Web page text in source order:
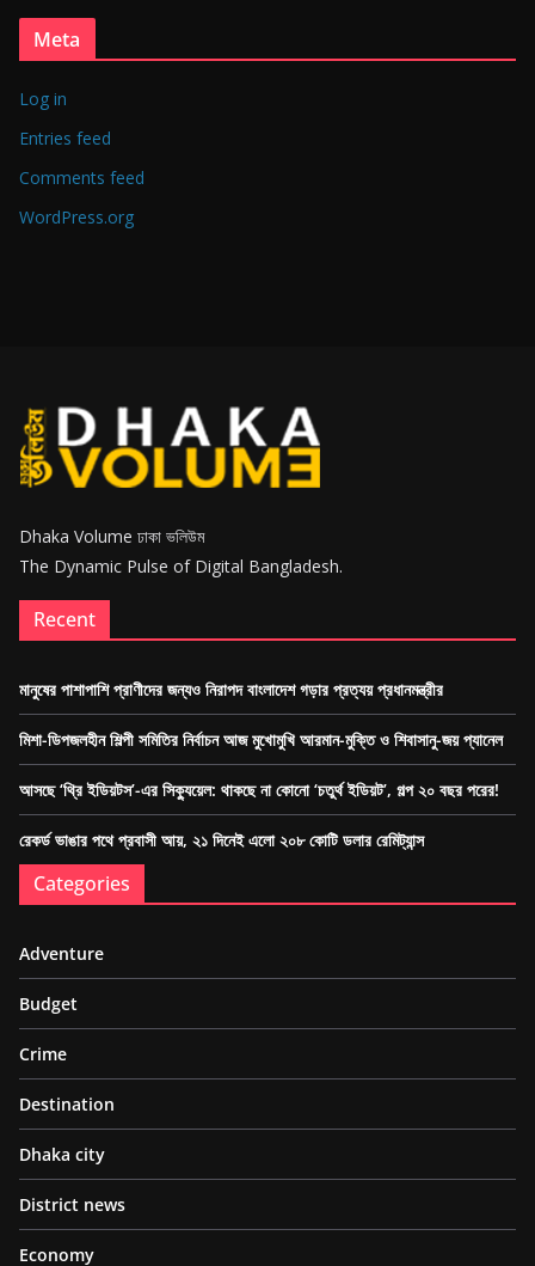
Meta
Log in
Entries feed
Comments feed
WordPress.org
Dhaka Volume ঢাকা ভলিউম
The Dynamic Pulse of Digital Bangladesh.
Recent
মানুষের পাশাপাশি প্রাণীদের জন্যও নিরাপদ বাংলাদেশ গড়ার প্রত্যয় প্রধানমন্ত্রীর
মিশা-ডিপজলহীন শিল্পী সমিতির নির্বাচন আজ মুখোমুখি আরমান-মুক্তি ও শিবাসানু-জয় প্যানেল
আসছে ‘থ্রি ইডিয়টস’-এর সিক্যুয়েল: থাকছে না কোনো ‘চতুর্থ ইডিয়ট’, গল্প ২০ বছর পরের!
রেকর্ড ভাঙার পথে প্রবাসী আয়, ২১ দিনেই এলো ২০৮ কোটি ডলার রেমিট্যান্স
Categories
Adventure
Budget
Crime
Destination
Dhaka city
District news
Economy